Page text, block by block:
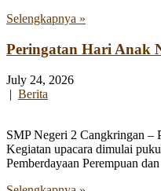
Selengkapnya »
Peringatan Hari Anak
July 24, 2026
| Berita
SMP Negeri 2 Cangkringan –
Kegiatan upacara dimulai
Pemberdayaan Perempuan